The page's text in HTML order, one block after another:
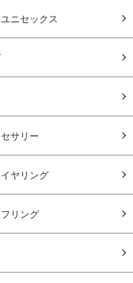
ニセックス
サリー
ヤリング
リング